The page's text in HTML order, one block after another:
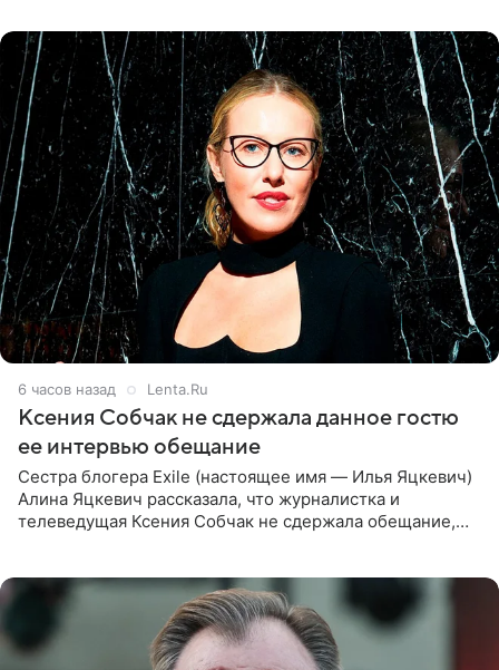
6 часов назад Lenta.Ru
Ксения Собчак не сдержала данное гостю
ее интервью обещание
Сестра блогера Exile (настоящее имя — Илья Яцкевич)
Алина Яцкевич рассказала, что журналистка и
телеведущая Ксения Собчак не сдержала обещание,